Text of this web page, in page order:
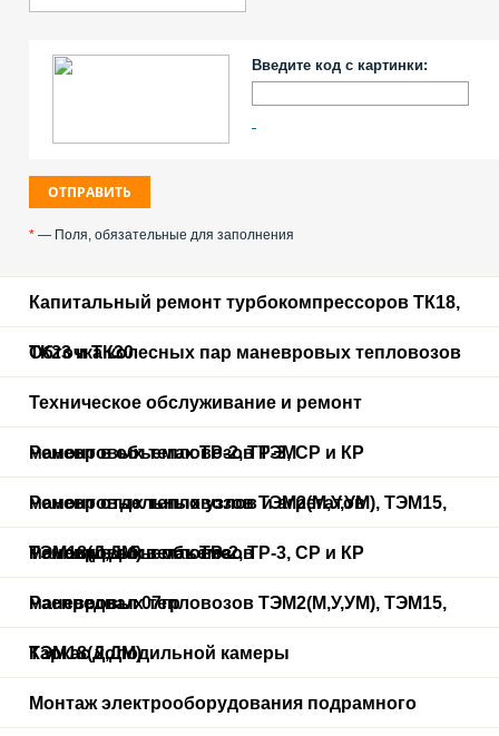
Введите код с картинки:
* — Поля, обязательные для заполнения
Капитальный ремонт турбокомпрессоров ТК18,
ТК23 и ТК30
Обточка колесных пар маневровых тепловозов
Техническое обслуживание и ремонт
маневровых тепловозов ТЭМ
Ремонт в объемах ТР-2, ТР-3, СР и КР
маневровых тепловозов ТЭМ2(М,У,УМ), ТЭМ15,
ТЭМ18(Д,ДМ) в объеме
Ремонт отдельных узлов и агрегатов
маневровых тепловозов
Ремонт в объемах ТР-2, ТР-3, СР и КР
маневровых тепловозов ТЭМ2(М,У,УМ), ТЭМ15,
ТЭМ18(Д,ДМ)
Распредвал 07гр
Каркас холодильной камеры
Монтаж электрооборудования подрамного